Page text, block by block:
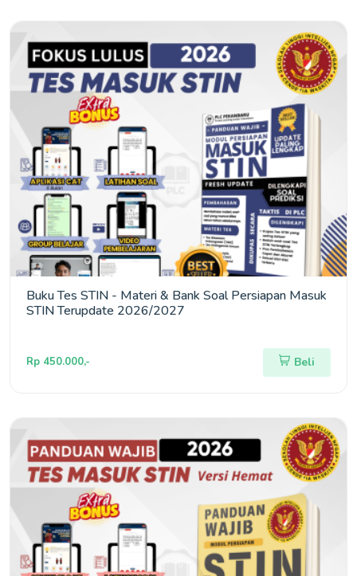
Buku Tes STIN - Materi & Bank Soal Persiapan Masuk
STIN Terupdate 2026/2027
Rp 450.000,- Beli